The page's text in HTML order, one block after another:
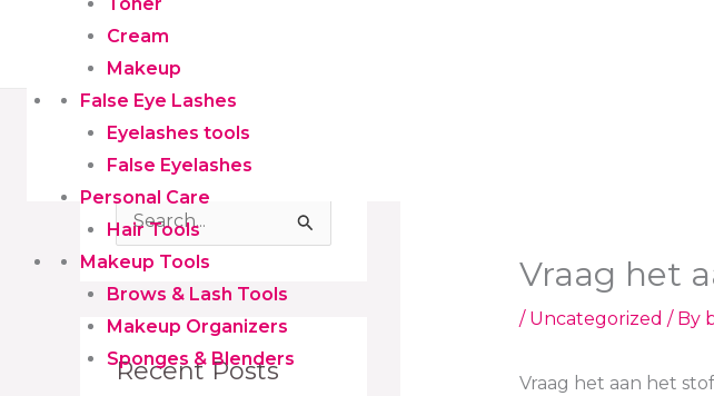
Cream
Makeup
False Eye Lashes
Eyelashes tools
False Eyelashes
Personal Care
Hair Tools
Makeup Tools
Brows & Lash Tools
Makeup Organizers
Sponges & Blenders
Household
S
e
a
r
c
Recent Posts
Vraag het
/ Uncategorized / By
Vraag het aan het